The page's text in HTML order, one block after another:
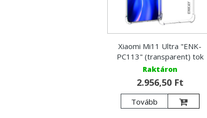
Xiaomi Mi11 Ultra "ENK-
PC113" (transparent) tok
Raktáron
2.956,50 Ft
Tovább